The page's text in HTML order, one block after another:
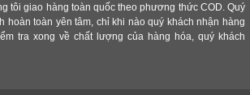
tôi giao hàng toàn quốc theo phương thức COD. Quý
hoàn toàn yên tâm, chỉ khi nào quý khách nhận hàng
tra xong về chất lượng của hàng hóa, quý khách